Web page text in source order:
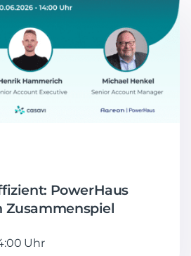
PowerHaus
Zusammenspiel
Uhr